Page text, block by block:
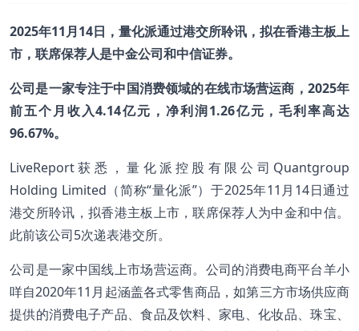
2025年11月14日，量化派通过港交所聆讯，拟在香港主板上
市，联席保荐人是中金公司和中信证券。
公司是一家专注于中国消费领域的在线市场营运商，2025年
前五个月收入4.14亿元，净利润1.26亿元，毛利率高达
96.67%。
LiveReport获悉，量化派控股有限公司Quantgroup
Holding Limited（简称“量化派”）于2025年11月14日通过
港交所聆讯，拟香港主板上市，联席保荐人为中金和中信。
此前该公司5次递表港交所。
公司是一家中国线上市场营运商。公司的消费电商平台羊小
咩自2020年11月起涵盖各式零售商品，如第三方市场供应商
提供的消费电子产品、食品及饮料、家电、化妆品、珠宝、